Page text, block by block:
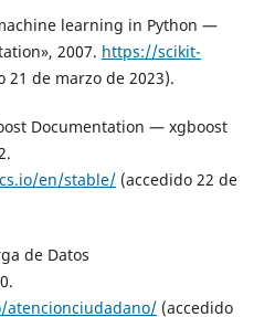
learning in Python —
2007. https://scikit-
21 de marzo de 2023).
Documentation — xgboost
en/stable/(accedido 22 de
de Datos
(accedido